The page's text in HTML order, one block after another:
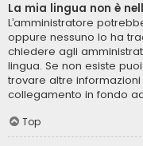
La mia lingua non è
L’amministratore
oppure nessuno lo ha
chiedere agli
lingua. Se non esiste
trovare altre informazioni
collegamento in fondo
Top